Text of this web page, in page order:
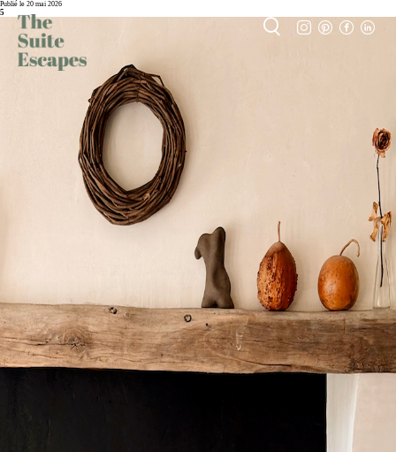
Publié le 20 mai 2026
5